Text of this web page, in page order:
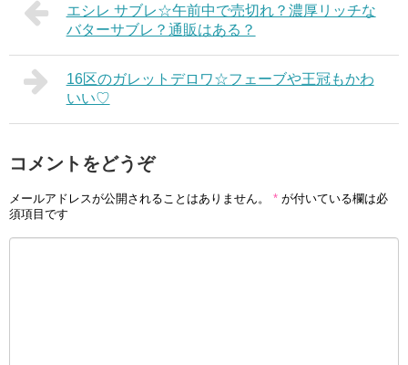
エシレ サブレ☆午前中で売切れ？濃厚リッチな
バターサブレ？通販はある？
16区のガレットデロワ☆フェーブや王冠もかわ
いい♡
コメントをどうぞ
メールアドレスが公開されることはありません。 * が付いている欄は必
須項目です